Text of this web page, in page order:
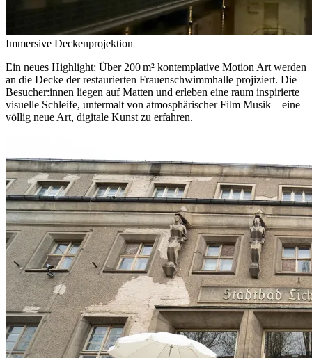
Immersive Deckenprojektion
Ein neues Highlight: Über 200 m² kontemplative Motion Art werden
an die Decke der restaurierten Frauenschwimmhalle projiziert. Die
Besucher:innen liegen auf Matten und erleben eine raum inspirierte
visuelle Schleife, untermalt von atmosphärischer Film Musik – eine
völlig neue Art, digitale Kunst zu erfahren.